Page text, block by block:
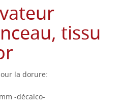
tissu
la dorure:
-décalco-